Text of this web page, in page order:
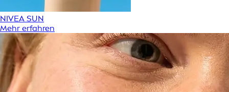
NIVEA SUN
Mehr erfahren